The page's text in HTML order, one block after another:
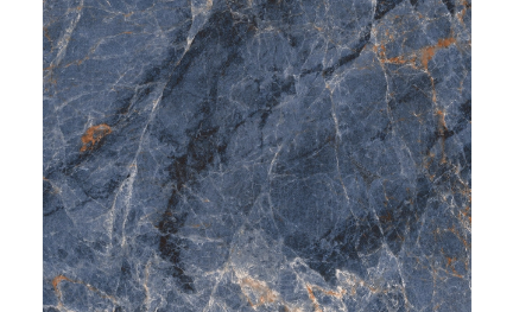
+7 (495) 532-06-30 internet@kdv.ru
Заказать звонок